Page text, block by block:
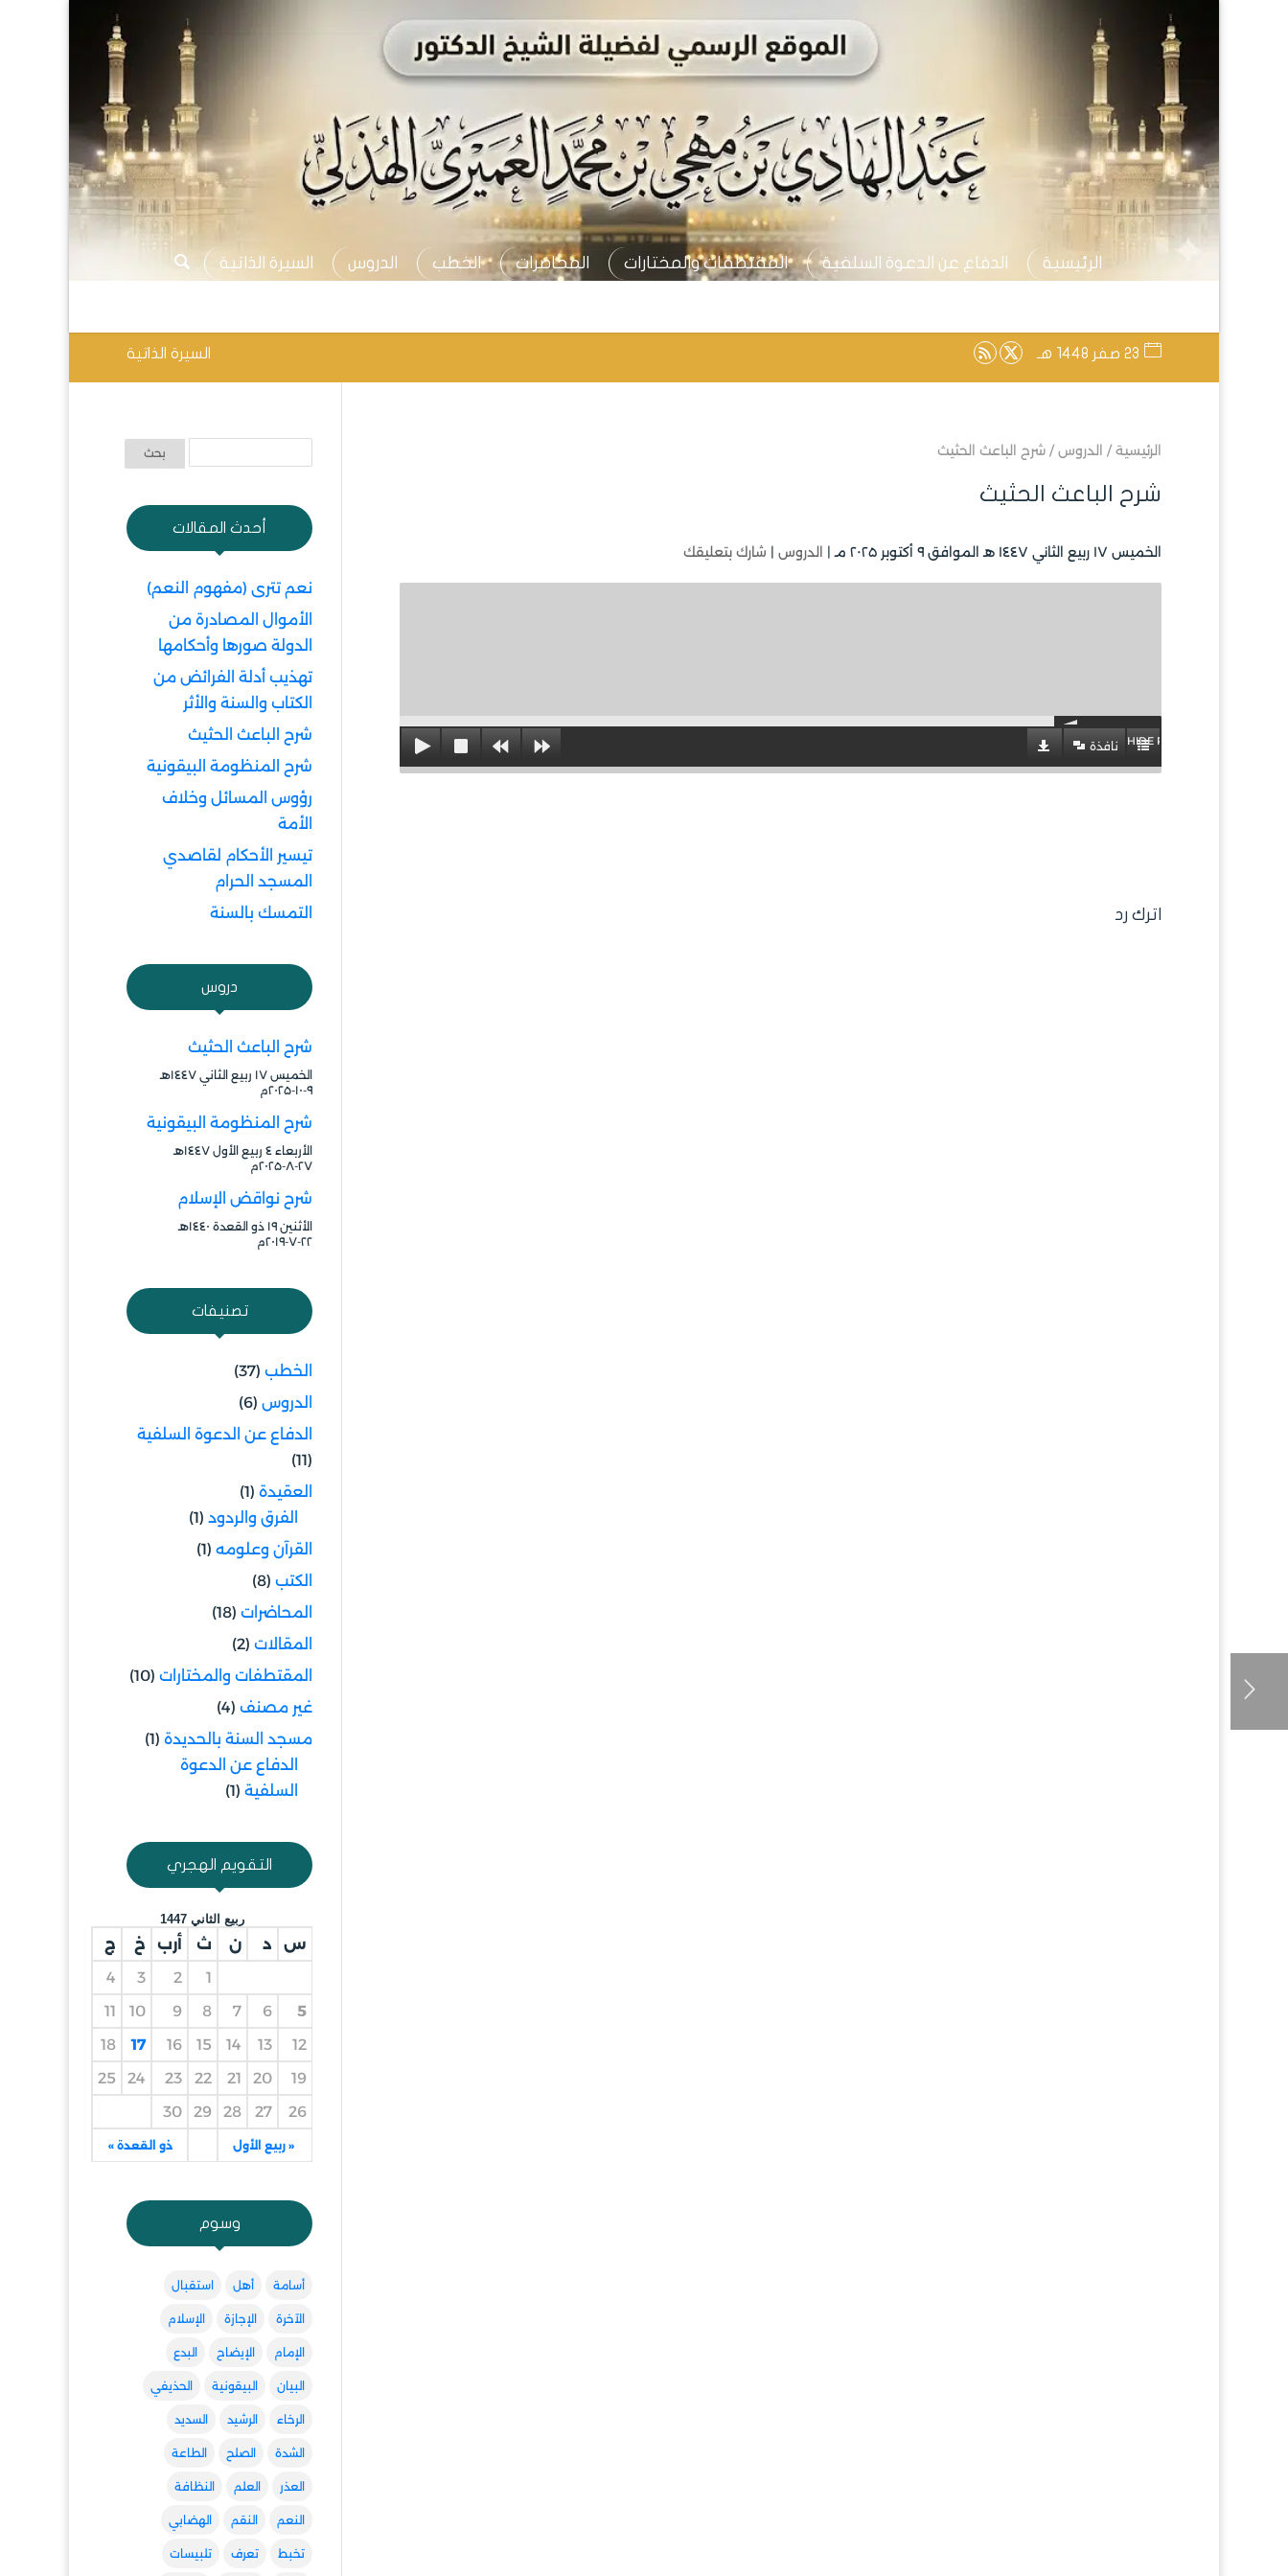
الرئيسية الدفاع عن الدعوة السلفية المقتطفات والمختارات المحاضرات الخطب الدروس السيرة الذاتية
23 صفر 1448 هـ السيرة الذاتية
الرئيسية / الدروس / شرح الباعث الحثيث
شرح الباعث الحثيث
الخميس ۱۷ ربيع الثاني ۱٤٤۷ هـ الموافق ۹ أكتوبر ۲۰۲۵ مـ | الدروس | شارك بتعليقك
HIDE PLAYLIST نافذة
اترك رد
أحدث المقالات
نعم تترى (مفهوم النعم)
الأموال المصادرة من
الدولة صورها وأحكامها
تهذيب أدلة الفرائض من
الكتاب والسنة والأثر
شرح الباعث الحثيث
شرح المنظومة البيقونية
رؤوس المسائل وخلاف
الأمة
تيسير الأحكام لقاصدي
المسجد الحرام
التمسك بالسنة
دروس
شرح الباعث الحثيث
الخميس ۱۷ ربيع الثاني ۱٤٤۷هـ
۹-۱۰-۲۰۲۵م
شرح المنظومة البيقونية
الأربعاء ٤ ربيع الأول ۱٤٤۷هـ
۲۷-۸-۲۰۲۵م
شرح نواقض الإسلام
الأثنين ۱۹ ذو القعدة ۱٤٤۰هـ
۲۲-۷-۲۰۱۹م
تصنيفات
الخطب (37)
الدروس (6)
الدفاع عن الدعوة السلفية
(11)
العقيدة (1)
الفرق والردود (1)
القرآن وعلومه (1)
الكتب (8)
المحاضرات (18)
المقالات (2)
المقتطفات والمختارات (10)
غير مصنف (4)
مسجد السنة بالحديدة (1)
الدفاع عن الدعوة
السلفية (1)
التقويم الهجري
ربيع الثاني 1447
س د ن ث أرب خ ج
« ربيع الأول ذو القعدة »
1
2
3
4
5
6
7
8
9
10
11
12
13
14
15
16
17
18
19
20
21
22
23
24
25
26
27
28
29
30
وسوم
أسامة أهل استقبال
الآخرة الإجازة الإسلام
الإمام الإيضاح البدع
البيان البيقونية الحذيفي
الرخاء الرشيد السديد
الشدة الصلح الطاعة
العذر العلم النظافة
النعم النقم الهضابي
تخبط تعرف تلبيسات